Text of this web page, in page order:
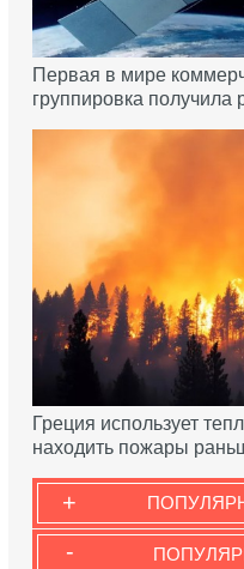
Первая в мире
группировка
Греция использует
находить пожары
+
-